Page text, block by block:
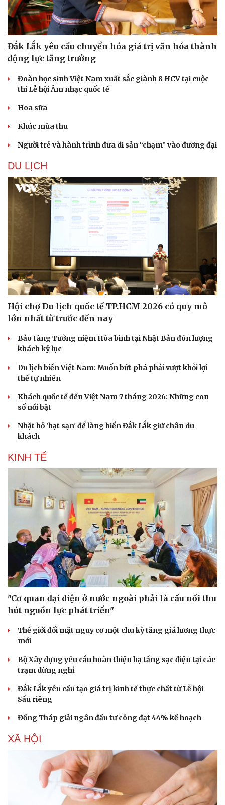
Văn hóa
Sân khấu - Điện ảnh
Văn học
Di sản
Nghệ sĩ
Đắk Lắk yêu cầu chuyển hóa giá trị văn hóa thành
động lực tăng trưởng
Đoàn học sinh Việt Nam xuất sắc giành 8 HCV tại cuộc
thi Lễ hội Âm nhạc quốc tế
Hoa sữa
Khúc mùa thu
Người trẻ và hành trình đưa di sản “chạm” vào đương đại
DU LỊCH
Hội chợ Du lịch quốc tế TP.HCM 2026 có quy mô
lớn nhất từ trước đến nay
Bảo tàng Tưởng niệm Hòa bình tại Nhật Bản đón lượng
khách kỷ lục
Du lịch biển Việt Nam: Muốn bứt phá phải vượt khỏi lợi
thế tự nhiên
Khách quốc tế đến Việt Nam 7 tháng 2026: Những con
số nổi bật
Nhặt bỏ 'hạt sạn' để làng biển Đắk Lắk giữ chân du
khách
KINH TẾ
"Cơ quan đại diện ở nước ngoài phải là cầu nối thu
hút nguồn lực phát triển"
Thế giới đối mặt nguy cơ một chu kỳ tăng giá lương thực
mới
Bộ Xây dựng yêu cầu hoàn thiện hạ tầng sạc điện tại các
trạm dừng nghỉ
Đắk Lắk yêu cầu tạo giá trị kinh tế thực chất từ Lễ hội
Sầu riêng
Đồng Tháp giải ngân đầu tư công đạt 44% kế hoạch
XÃ HỘI